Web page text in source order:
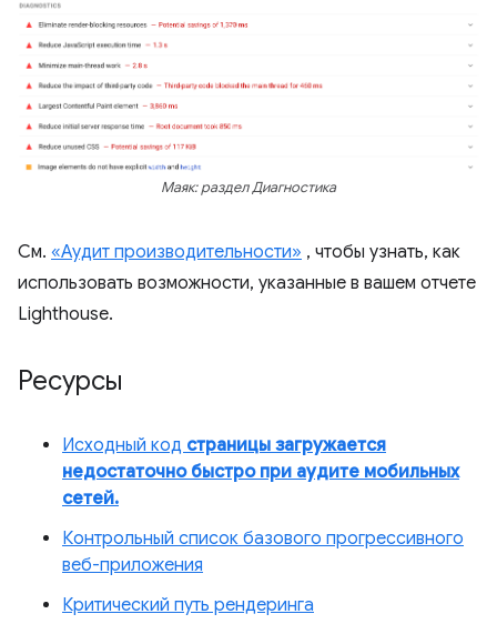
Маяк: раздел Диагностика
См. «Аудит производительности» , чтобы узнать, как
использовать возможности, указанные в вашем отчете
Lighthouse.
Ресурсы
Исходный код страницы загружается
недостаточно быстро при аудите мобильных
сетей.
Контрольный список базового прогрессивного
веб-приложения
Критический путь рендеринга